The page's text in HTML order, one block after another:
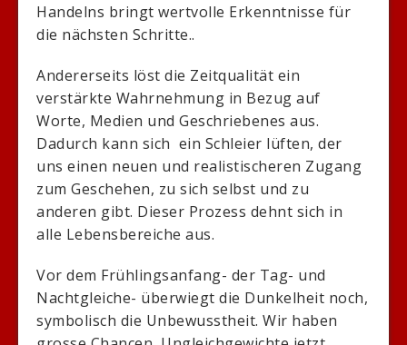
Handelns bringt wertvolle Erkenntnisse für
die nächsten Schritte..
Andererseits löst die Zeitqualität ein
verstärkte Wahrnehmung in Bezug auf
Worte, Medien und Geschriebenes aus.
Dadurch kann sich ein Schleier lüften, der
uns einen neuen und realistischeren Zugang
zum Geschehen, zu sich selbst und zu
anderen gibt. Dieser Prozess dehnt sich in
alle Lebensbereiche aus.
Vor dem Frühlingsanfang- der Tag- und
Nachtgleiche- überwiegt die Dunkelheit noch,
symbolisch die Unbewusstheit. Wir haben